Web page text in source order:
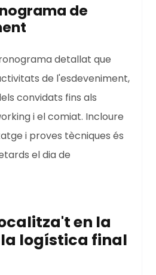
de
detallat que
de l'esdeveniment,
convidats fins als
i el comiat. Incloure
i proves tècniques és
el dia de
en la
logística final